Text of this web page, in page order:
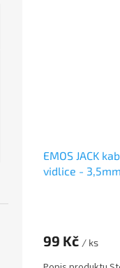
EMOS JACK
vidlice -
99 Kč / ks